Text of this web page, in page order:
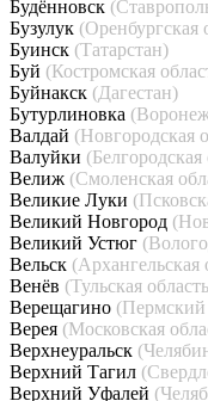
Будённовск
Бузулук (Оренбургская
Буинск (Татарстан)
Буй (Костромская
Буйнакск (Дагестан)
Бутурлиновка
Валдай (Новгородская
Валуйки (Белгородская
Велиж (Смоленская
Великие Луки
Великий Новгород
Великий Устюг
Вельск (Архангельская
Венёв (Тульская
Верещагино (Пермский
Верея (Московская
Верхнеуральск
Верхний Тагил
Верхний Уфалей